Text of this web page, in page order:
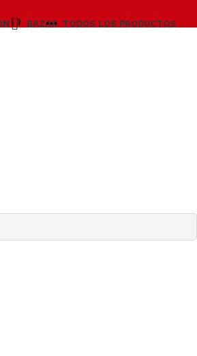
BAZAR TODOS LOS PRODUCTOS